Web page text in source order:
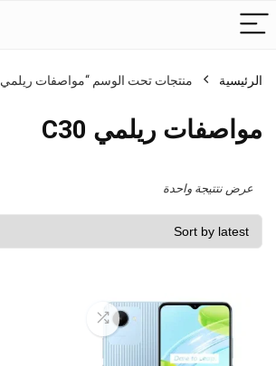
الرئيسية منتجات تحت الوسم “مواصفات ريلمي C30”
مواصفات ريلمي C30
عرض نتتيجة واحدة